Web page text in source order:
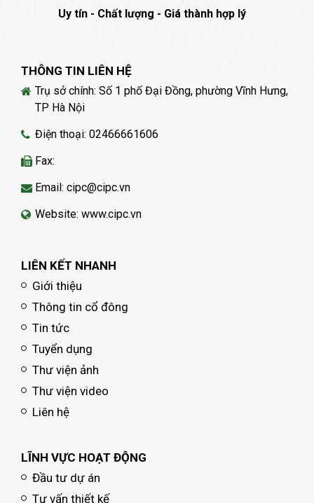
Uy tín - Chất lượng - Giá thành hợp lý
THÔNG TIN LIÊN HỆ
Trụ sở chính: Số 1 phố Đại Đồng, phường Vĩnh Hưng,
TP Hà Nội
Điện thoại: 02466661606
Fax:
Email: cipc@cipc.vn
Website: www.cipc.vn
LIÊN KẾT NHANH
Giới thiệu
Thông tin cổ đông
Tin tức
Tuyển dụng
Thư viện ảnh
Thư viện video
Liên hệ
LĨNH VỰC HOẠT ĐỘNG
Đầu tư dự án
Tư vấn thiết kế